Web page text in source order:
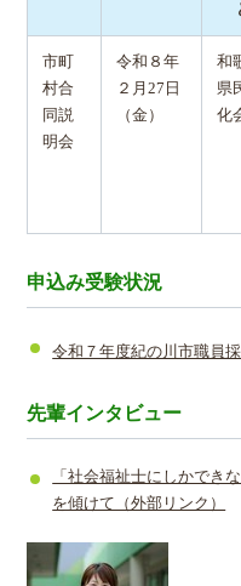
市町
村合
同説
明会
令和８年
２月27日
（金）
和
県
化
申込み受験状況
令和７年度紀の川市職員
先輩インタビュー
「社会福祉士にしかでき
を傾けて（外部リンク）